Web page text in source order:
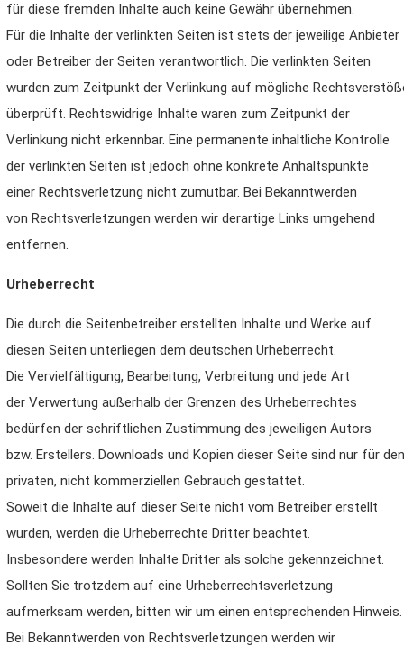
für diese fremden Inhalte auch keine Gewähr übernehmen.
Für die Inhalte der verlinkten Seiten ist stets der jeweilige Anbieter
oder Betreiber der Seiten verantwortlich. Die verlinkten Seiten
wurden zum Zeitpunkt der Verlinkung auf mögliche
überprüft. Rechtswidrige Inhalte waren zum Zeitpunkt der
Verlinkung nicht erkennbar. Eine permanente inhaltliche Kontrolle
der verlinkten Seiten ist jedoch ohne konkrete Anhaltspunkte
einer Rechtsverletzung nicht zumutbar. Bei Bekanntwerden
von Rechtsverletzungen werden wir derartige Links umgehend
entfernen.
Urheberrecht
Die durch die Seitenbetreiber erstellten Inhalte und Werke auf
diesen Seiten unterliegen dem deutschen Urheberrecht.
Die Vervielfältigung, Bearbeitung, Verbreitung und jede Art
der Verwertung außerhalb der Grenzen des Urheberrechtes
bedürfen der schriftlichen Zustimmung des jeweiligen Autors
bzw. Erstellers. Downloads und Kopien dieser Seite sind nur für den
privaten, nicht kommerziellen Gebrauch gestattet.
Soweit die Inhalte auf dieser Seite nicht vom Betreiber erstellt
wurden, werden die Urheberrechte Dritter beachtet.
Insbesondere werden Inhalte Dritter als solche gekennzeichnet.
Sollten Sie trotzdem auf eine Urheberrechtsverletzung
aufmerksam werden, bitten wir um einen entsprechenden Hinweis.
Bei Bekanntwerden von Rechtsverletzungen werden wir